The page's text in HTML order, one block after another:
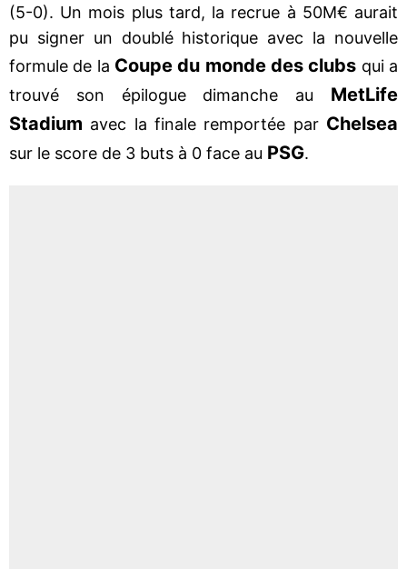
(5-0). Un mois plus tard, la recrue à 50M€ aurait
pu signer un doublé historique avec la nouvelle
formule de la Coupe du monde des clubs qui a
trouvé son épilogue dimanche au MetLife
Stadium avec la finale remportée par Chelsea
sur le score de 3 buts à 0 face au PSG.